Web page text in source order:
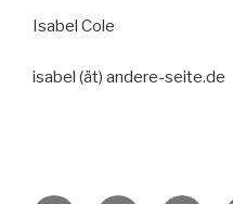
Isabel Cole
isabel (ät) andere-seite.de